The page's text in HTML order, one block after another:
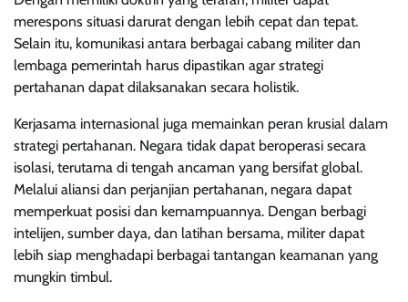
merespons situasi darurat dengan lebih cepat dan tepat.
Selain itu, komunikasi antara berbagai cabang militer dan
lembaga pemerintah harus dipastikan agar strategi
pertahanan dapat dilaksanakan secara holistik.
Kerjasama internasional juga memainkan peran krusial dalam
strategi pertahanan. Negara tidak dapat beroperasi secara
isolasi, terutama di tengah ancaman yang bersifat global.
Melalui aliansi dan perjanjian pertahanan, negara dapat
memperkuat posisi dan kemampuannya. Dengan berbagi
intelijen, sumber daya, dan latihan bersama, militer dapat
lebih siap menghadapi berbagai tantangan keamanan yang
mungkin timbul.